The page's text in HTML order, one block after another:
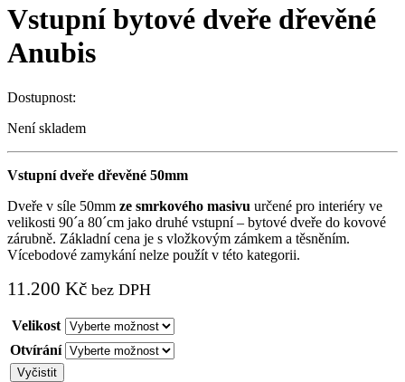
Vstupní bytové dveře dřevěné
Anubis
Dostupnost:
Není skladem
Vstupní dveře dřevěné 50mm
Dveře v síle 50mm ze smrkového masivu určené pro interiéry ve
velikosti 90´a 80´cm jako druhé vstupní – bytové dveře do kovové
zárubně. Základní cena je s vložkovým zámkem a těsněním.
Vícebodové zamykání nelze použít v této kategorii.
11.200 Kč bez DPH
Velikost
Otvírání
Vyčistit